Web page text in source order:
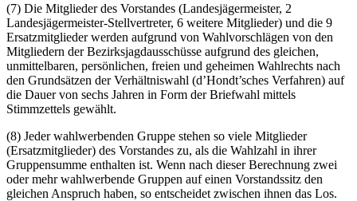
(7) Die Mitglieder des Vorstandes (Landesjägermeister, 2
Landesjägermeister-Stellvertreter, 6 weitere Mitglieder) und die 9
Ersatzmitglieder werden aufgrund von Wahlvorschlägen von den
Mitgliedern der Bezirksjagdausschüsse aufgrund des gleichen,
unmittelbaren, persönlichen, freien und geheimen Wahlrechts nach
den Grundsätzen der Verhältniswahl (d’Hondt’sches Verfahren) auf
die Dauer von sechs Jahren in Form der Briefwahl mittels
Stimmzettels gewählt.
(8) Jeder wahlwerbenden Gruppe stehen so viele Mitglieder
(Ersatzmitglieder) des Vorstandes zu, als die Wahlzahl in ihrer
Gruppensumme enthalten ist. Wenn nach dieser Berechnung zwei
oder mehr wahlwerbende Gruppen auf einen Vorstandssitz den
gleichen Anspruch haben, so entscheidet zwischen ihnen das Los.